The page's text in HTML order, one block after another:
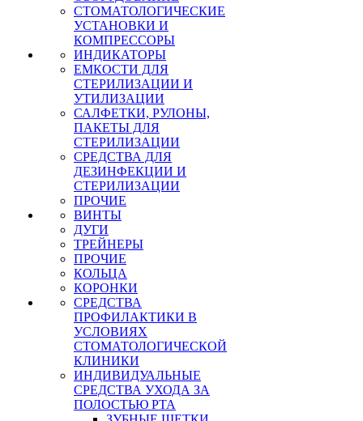
СТОМАТОЛОГИЧЕСКИЕ
УСТАНОВКИ И
КОМПРЕССОРЫ
ИНДИКАТОРЫ
ЕМКОСТИ ДЛЯ
СТЕРИЛИЗАЦИИ И
УТИЛИЗАЦИИ
САЛФЕТКИ, РУЛОНЫ,
ПАКЕТЫ ДЛЯ
СТЕРИЛИЗАЦИИ
СРЕДСТВА ДЛЯ
ДЕЗИНФЕКЦИИ И
СТЕРИЛИЗАЦИИ
ПРОЧИЕ
ВИНТЫ
ДУГИ
ТРЕЙНЕРЫ
ПРОЧИЕ
КОЛЬЦА
КОРОНКИ
СРЕДСТВА
ПРОФИЛАКТИКИ В
УСЛОВИЯХ
СТОМАТОЛОГИЧЕСКОЙ
КЛИНИКИ
ИНДИВИДУАЛЬНЫЕ
СРЕДСТВА УХОДА ЗА
ПОЛОСТЬЮ РТА